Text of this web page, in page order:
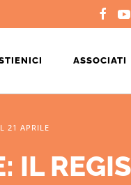
ASSOCIATI
21 APRILE
IL